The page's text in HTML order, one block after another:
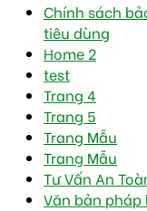
Chính sách
tiêu dùng
Home 2
test
Trang 4
Trang 5
Trang Mẫu
Trang Mẫu
Tư Vấn An
Văn bản